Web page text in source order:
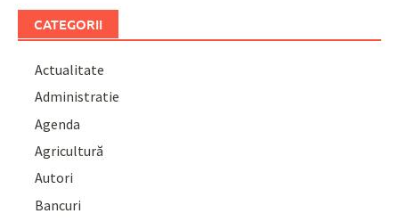
CATEGORII
Actualitate
Administratie
Agenda
Agricultură
Autori
Bancuri